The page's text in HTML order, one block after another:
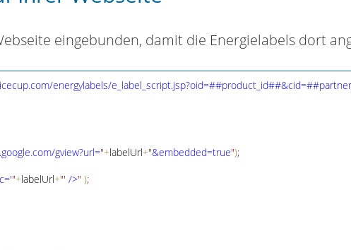
eingebunden, damit die Energielabels dort
energylabels/
.google.com/gview?url="+labelUrl+"&embedded=true");
"+labelUrl+"' />" );